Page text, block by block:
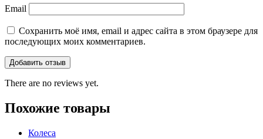
Email
Сохранить моё имя, email и адрес сайта в этом браузере для
последующих моих комментариев.
There are no reviews yet.
Похожие товары
Колеса